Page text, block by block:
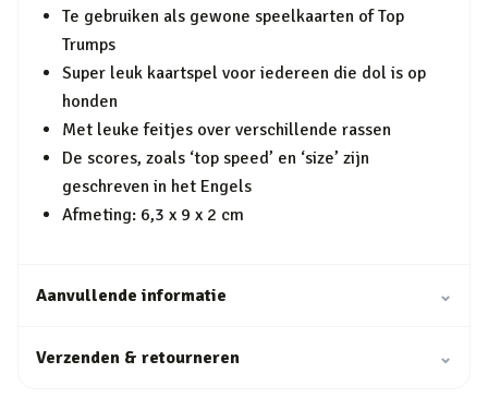
Te gebruiken als gewone speelkaarten of Top
Trumps
Super leuk kaartspel voor iedereen die dol is op
honden
Met leuke feitjes over verschillende rassen
De scores, zoals ‘top speed’ en ‘size’ zijn
geschreven in het Engels
Afmeting: 6,3 x 9 x 2 cm
Aanvullende informatie ⌄
Verzenden & retourneren ⌄